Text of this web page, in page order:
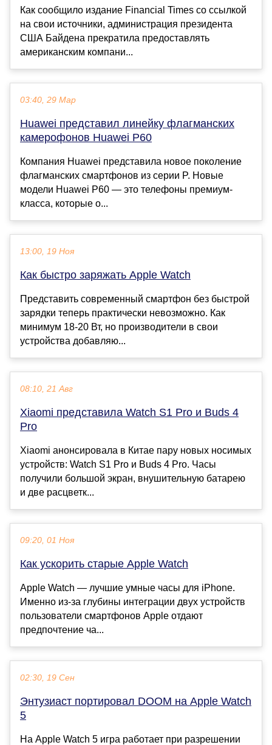
Как сообщило издание Financial Times со ссылкой
на свои источники, администрация президента
США Байдена прекратила предоставлять
американским компани...
03:40, 29 Мар
Huawei представил линейку флагманских
камерофонов Huawei P60
Компания Huawei представила новое поколение
флагманских смартфонов из серии P. Новые
модели Huawei P60 — это телефоны премиум-
класса, которые о...
13:00, 19 Ноя
Как быстро заряжать Apple Watch
Представить современный смартфон без быстрой
зарядки теперь практически невозможно. Как
минимум 18-20 Вт, но производители в свои
устройства добавляю...
08:10, 21 Авг
Xiaomi представила Watch S1 Pro и Buds 4
Pro
Xiaomi анонсировала в Китае пару новых носимых
устройств: Watch S1 Pro и Buds 4 Pro. Часы
получили большой экран, внушительную батарею
и две расцветк...
09:20, 01 Ноя
Как ускорить старые Apple Watch
Apple Watch — лучшие умные часы для iPhone.
Именно из-за глубины интеграции двух устройств
пользователи смартфонов Apple отдают
предпочтение ча...
02:30, 19 Сен
Энтузиаст портировал DOOM на Apple Watch
5
На Apple Watch 5 игра работает при разрешении